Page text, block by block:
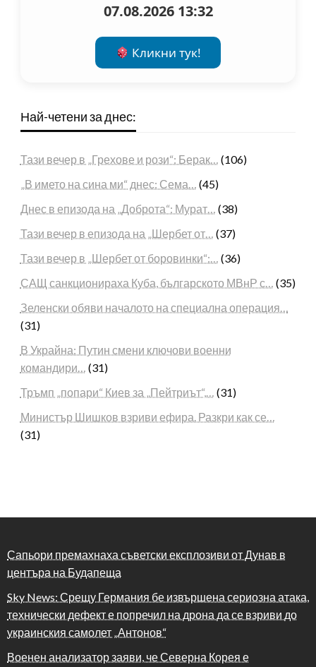
07.08.2026 13:32
Кликни тук!
Най-четени за днес:
Тази вечер в „Грехове и рози“: Берак… (106)
„В името на сина ми“ днес: Сема… (45)
Днес в епизода на „Доброта“: Мурат… (38)
Тази вечер в епизода на „Шербет от… (37)
Тази вечер в „Шербет от боровинки“:… (36)
САЩ санкционираха Куба, българското МВнР с… (35)
Зеленски обяви началото на специална операция…
(31)
В Украйна: Путин смени ключови военни
командири… (31)
Тръмп „попари“ Киев за „Пейтриът“,… (31)
Министър Шишков взриви ефира. Разкри как се…
(31)
Сапьори премахнаха съветски експлозиви от Дунав в
центъра на Будапеща
Sky News: Срещу Германия бе извършена сериозна атака,
технически дефект е попречил на дрона да се взриви до
украинския самолет „Антонов“
Военен анализатор заяви, че Северна Корея е